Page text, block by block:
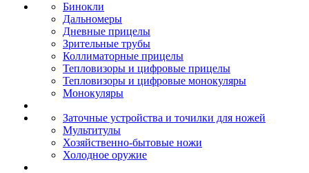
Бинокли
Дальномеры
Дневные прицелы
Зрительные трубы
Коллиматорные прицелы
Тепловизоры и цифровые прицелы
Тепловизоры и цифровые монокуляры
Монокуляры
Заточные устройства и точилки для ножей
Мультитулы
Хозяйственно-бытовые ножи
Холодное оружие